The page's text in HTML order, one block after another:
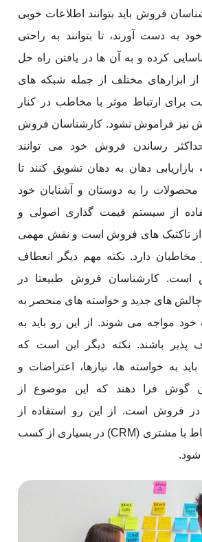
فروش باید بتوانند اطلاعات خوبی
به دست آورند، تا بتوانند به راحتی
کرده و به آن ها در یافتن راه حل
از ابزارهای مختلف از جمله شبکه های
برای ارتباط موثر با مخاطب در کنار
نیز فراموش نشود. کارشناسان فروش
رساندن فروش خود می توانند
دهان به دهان تشویق کنند تا
را به دوستان و آشنایان خود
از سیستم قیمت گذاری اصولی و
تاکتیک های فروش است و نقش مهمی
مخاطبان دارد. نکته مهم دیگر انعطاف
کارشناسان فروش طبیعتا در
های جدید و خواسته‌ های منحصر به
مواجه می شوند. از این رو باید به
پذیر باشند. نکته دیگر این است که
به خواسته ها، نیازها، اعتراضات و
گوش فرا دهند که این موضوع از
فروش است. از این رو استفاده از
سیستم مدیریت ارتباط با مشتری (CRM) در بسیاری از کسب
شود.